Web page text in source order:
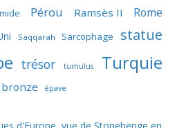
Pérou Ramsès II Rome
Saqqarah Sarcophage statue
trésor tumulus Turquie
bronze épave